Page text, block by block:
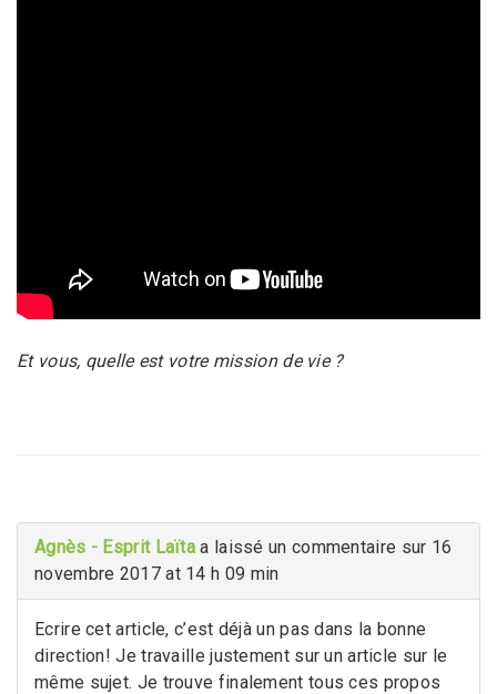
Et vous, quelle est votre mission de vie ?
Agnès - Esprit Laïta a laissé un commentaire sur 16
novembre 2017 at 14 h 09 min
Ecrire cet article, c’est déjà un pas dans la bonne
direction! Je travaille justement sur un article sur le
même sujet. Je trouve finalement tous ces propos